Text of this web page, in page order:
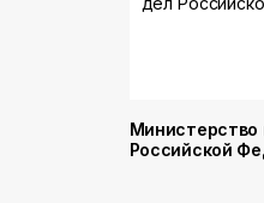
Министерство
Российской